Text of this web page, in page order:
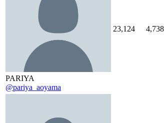
PARIYA
@pariya_aoyama
23,124 4,738